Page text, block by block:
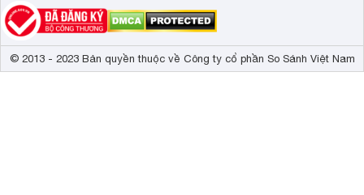
© 2013 - 2023 Bản quyền thuộc về Công ty cổ phần So Sánh Việt Nam